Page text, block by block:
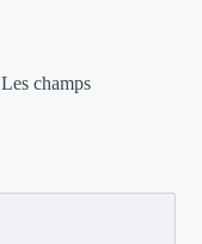
Les champs